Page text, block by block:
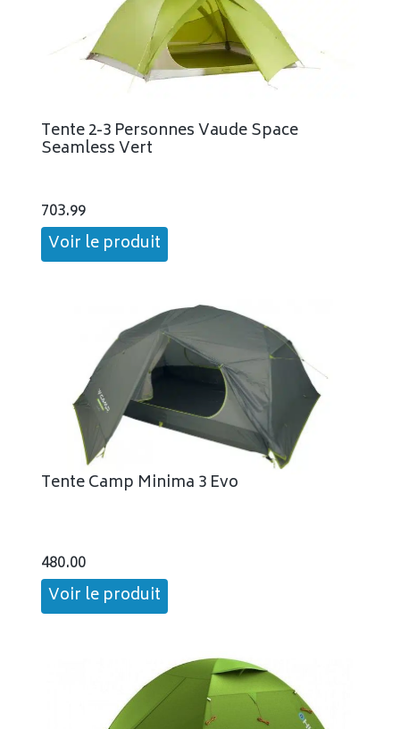
Tente 2-3 Personnes Vaude Space
Seamless Vert
703.99
Voir le produit
Tente Camp Minima 3 Evo
480.00
Voir le produit